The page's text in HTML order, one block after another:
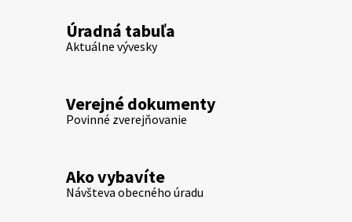
Úradná tabuľa
Aktuálne vývesky
Verejné dokumenty
Povinné zverejňovanie
Ako vybavíte
Návšteva obecného úradu